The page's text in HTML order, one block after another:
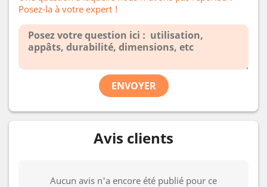
Posez-la à votre expert !
ENVOYER
Avis clients
Aucun avis n'a encore été publié pour ce